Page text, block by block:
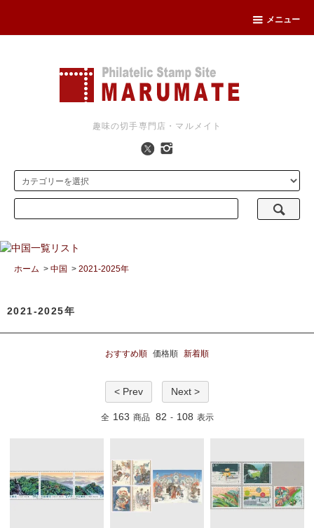
メニュー
趣味の切手専門店・マルメイト
ホーム > 中国 > 2021-2025年
2021-2025年
おすすめ順 価格順 新着順
< Prev Next >
全 163 商品 82 - 108 表示